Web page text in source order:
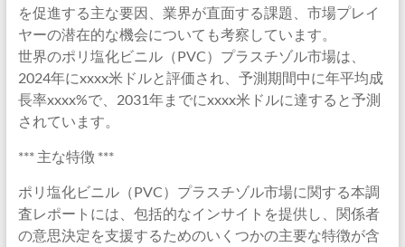
を促進する主な要因、業界が直面する課題、市場プレイ
ヤーの潜在的な機会についても考察しています。
世界のポリ塩化ビニル（PVC）プラスチゾル市場は、
2024年にxxxx米ドルと評価され、予測期間中に年平均成
長率xxxx%で、2031年までにxxxx米ドルに達すると予測
されています。
*** 主な特徴 ***
ポリ塩化ビニル（PVC）プラスチゾル市場に関する本調
査レポートには、包括的なインサイトを提供し、関係者
の意思決定を支援するためのいくつかの主要な特徴が含